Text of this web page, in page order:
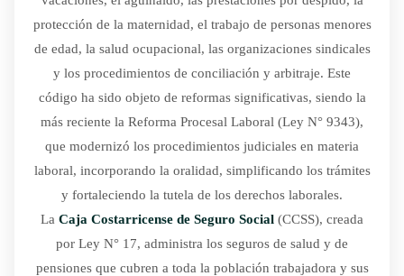
protección de la maternidad, el trabajo de personas menores
de edad, la salud ocupacional, las organizaciones sindicales
y los procedimientos de conciliación y arbitraje. Este
código ha sido objeto de reformas significativas, siendo la
más reciente la Reforma Procesal Laboral (Ley N° 9343),
que modernizó los procedimientos judiciales en materia
laboral, incorporando la oralidad, simplificando los trámites
y fortaleciendo la tutela de los derechos laborales.
La Caja Costarricense de Seguro Social (CCSS), creada
por Ley N° 17, administra los seguros de salud y de
pensiones que cubren a toda la población trabajadora y sus